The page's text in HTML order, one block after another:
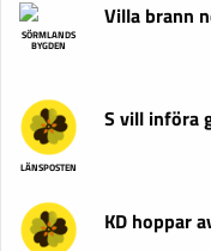
SÖRMLANDS
BYGDEN
Villa brann
LÄNSPOSTEN
S vill införa
KD hoppar